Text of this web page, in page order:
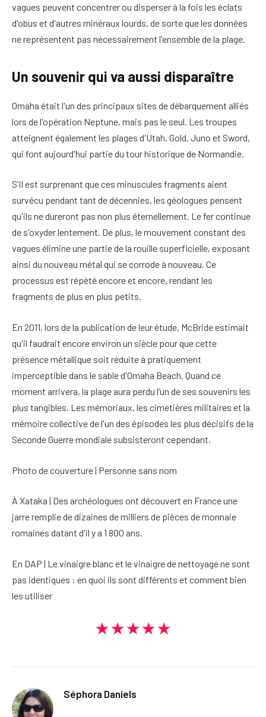
vagues peuvent concentrer ou disperser à la fois les éclats
d'obus et d'autres minéraux lourds, de sorte que les données
ne représentent pas nécessairement l'ensemble de la plage.
Un souvenir qui va aussi disparaître
Omaha était l'un des principaux sites de débarquement alliés
lors de l'opération Neptune, mais pas le seul. Les troupes
atteignent également les plages d'Utah, Gold, Juno et Sword,
qui font aujourd'hui partie du tour historique de Normandie.
S'il est surprenant que ces minuscules fragments aient
survécu pendant tant de décennies, les géologues pensent
qu'ils ne dureront pas non plus éternellement. Le fer continue
de s'oxyder lentement. De plus, le mouvement constant des
vagues élimine une partie de la rouille superficielle, exposant
ainsi du nouveau métal qui se corrode à nouveau. Ce
processus est répété encore et encore, rendant les
fragments de plus en plus petits.
En 2011, lors de la publication de leur étude, McBride estimait
qu'il faudrait encore environ un siècle pour que cette
présence métallique soit réduite à pratiquement
imperceptible dans le sable d'Omaha Beach. Quand ce
moment arrivera, la plage aura perdu l’un de ses souvenirs les
plus tangibles. Les mémoriaux, les cimetières militaires et la
mémoire collective de l'un des épisodes les plus décisifs de la
Seconde Guerre mondiale subsisteront cependant.
Photo de couverture | Personne sans nom
À Xataka | Des archéologues ont découvert en France une
jarre remplie de dizaines de milliers de pièces de monnaie
romaines datant d'il y a 1 800 ans.
En DAP | Le vinaigre blanc et le vinaigre de nettoyage ne sont
pas identiques : en quoi ils sont différents et comment bien
les utiliser
★★★★★
Séphora Daniels